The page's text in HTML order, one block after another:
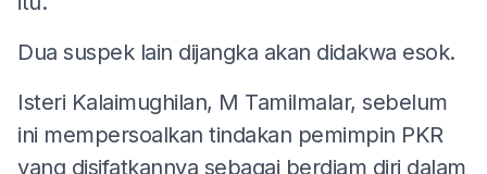
Dua suspek lain dijangka akan didakwa esok.
Isteri Kalaimughilan, M Tamilmalar, sebelum
ini mempersoalkan tindakan pemimpin PKR
yang disifatkannya sebagai berdiam diri dalam